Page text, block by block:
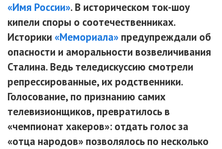
«Имя России». В историческом ток-шоу
кипели споры о соотечественниках.
Историки «Мемориала» предупреждали об
опасности и аморальности возвеличивания
Сталина. Ведь теледискуссию смотрели
репрессированные, их родственники.
Голосование, по признанию самих
телевизионщиков, превратилось в
«чемпионат хакеров»: отдать голос за
«отца народов» позволялось по несколько